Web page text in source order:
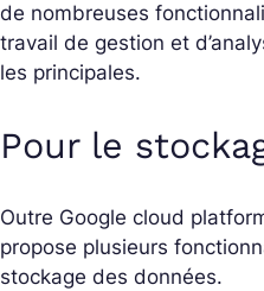
de nombreuses
travail de gestion et
les principales.
Pour le
Outre Google cloud
propose plusieurs
stockage des données.